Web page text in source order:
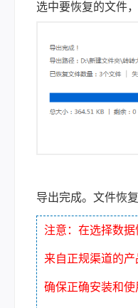
选中要恢复的文件
导出完成。文件恢复
注意：在选择数
来自正规渠道的
确保正确安装和